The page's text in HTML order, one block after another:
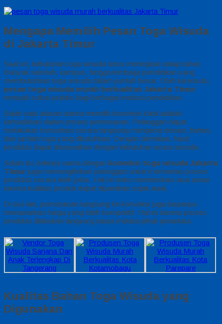
Mengapa Memilih Pesan Toga Wisuda
di Jakarta Timur
Saat ini, kebutuhan toga wisuda terus meningkat setiap tahun.
Banyak sekolah, kampus, hingga lembaga pendidikan yang
membutuhkan toga wisuda dalam jumlah besar. Oleh karena itu,
pesan toga wisuda murah berkualitas Jakarta Timur
menjadi solusi praktis bagi berbagai institusi pendidikan.
Salah satu alasan utama memilih konveksi lokal adalah
kemudahan dalam proses pemesanan. Pelanggan dapat
melakukan konsultasi secara langsung mengenai desain, bahan,
dan jumlah toga yang dibutuhkan. Dengan demikian, hasil
produksi dapat disesuaikan dengan kebutuhan acara wisuda.
Selain itu, bekerja sama dengan konveksi toga wisuda Jakarta
Timur juga memungkinkan pelanggan untuk memantau proses
produksi secara lebih jelas. Hal ini tentu memberikan rasa aman
karena kualitas produk dapat dipastikan sejak awal.
Di sisi lain, pemesanan langsung ke konveksi juga biasanya
menawarkan harga yang lebih kompetitif. Hal ini karena proses
produksi dilakukan langsung tanpa melalui pihak perantara.
Kualitas Bahan Toga Wisuda yang
Digunakan